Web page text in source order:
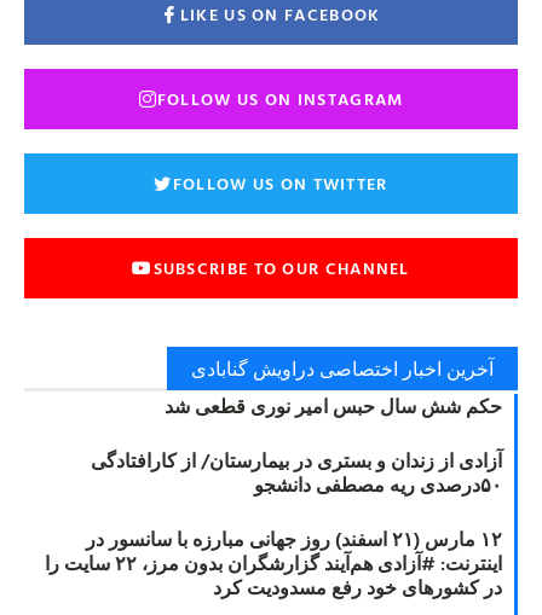
LIKE US ON FACEBOOK
FOLLOW US ON INSTAGRAM
FOLLOW US ON TWITTER
SUBSCRIBE TO OUR CHANNEL
آخرین اخبار اختصاصی دراویش گنابادی
حکم شش سال حبس امیر نوری قطعی شد
آزادی از زندان و بستری در بیمارستان/ از کارافتادگی
۵۰درصدی ریه مصطفی دانشجو
۱۲ مارس (۲۱ اسفند) روز جهانی مبارزه با سانسور در
اینترنت: #آزادی هم‌آیند گزارشگران‌ بدون مرز، ۲۲ سایت را
در کشورهای خود رفع مسدودیت کرد